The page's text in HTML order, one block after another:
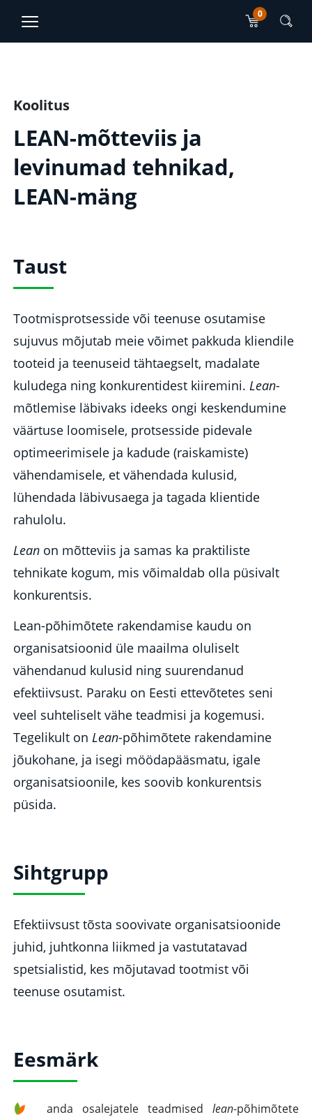
0
Peamise sisu sektsioon
Koolitus
LEAN-mõtteviis ja
levinumad tehnikad,
LEAN-mäng
Taust
Tootmisprotsesside või teenuse osutamise
sujuvus mõjutab meie võimet pakkuda kliendile
tooteid ja teenuseid tähtaegselt, madalate
kuludega ning konkurentidest kiiremini. Lean-
mõtlemise läbivaks ideeks ongi keskendumine
väärtuse loomisele, protsesside pidevale
optimeerimisele ja kadude (raiskamiste)
vähendamisele, et vähendada kulusid,
lühendada läbivusaega ja tagada klientide
rahulolu.
Lean on mõtteviis ja samas ka praktiliste
tehnikate kogum, mis võimaldab olla püsivalt
konkurentsis.
Lean-põhimõtete rakendamise kaudu on
organisatsioonid üle maailma oluliselt
vähendanud kulusid ning suurendanud
efektiivsust. Paraku on Eesti ettevõtetes seni
veel suhteliselt vähe teadmisi ja kogemusi.
Tegelikult on Lean-põhimõtete rakendamine
jõukohane, ja isegi möödapääsmatu, igale
organisatsioonile, kes soovib konkurentsis
püsida.
Sihtgrupp
Efektiivsust tõsta soovivate organisatsioonide
juhid, juhtkonna liikmed ja vastutatavad
spetsialistid, kes mõjutavad tootmist või
teenuse osutamist.
Eesmärk
anda osalejatele teadmised lean-põhimõtete